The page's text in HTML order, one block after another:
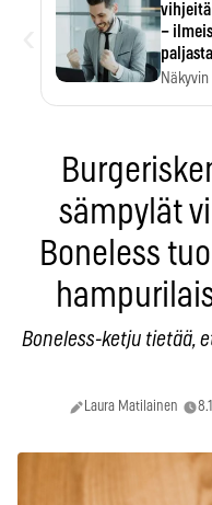
–
sämpylät
Boneless
Boneless-ketju tietää,
Laura Matilainen